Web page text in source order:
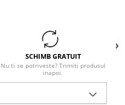
SCHIMB GRATUIT
Nu ti se potriveste? Trimiti produsul
inapoi.